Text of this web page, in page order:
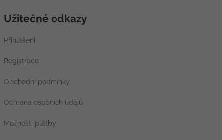
Užitečné odkazy
Přihlášení
Registrace
Obchodní podmínky
Ochrana osobních údajů
Možnosti platby